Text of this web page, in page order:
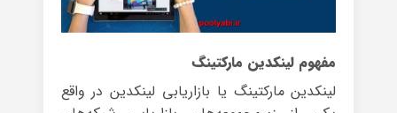
مفهوم لینکدین مارکتینگ
لینکدین مارکتینگ یا بازاریابی لینکدین در واقع